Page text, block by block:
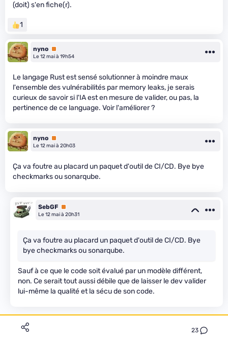
23
(doit) s'en fiche(r).
1
nyno Premium
Le 12 mai à 19h54
Le langage Rust est sensé solutionner à moindre maux
l'ensemble des vulnérabilités par memory leaks, je serais
curieux de savoir si l'IA est en mesure de valider, ou pas, la
pertinence de ce language. Voir l'améliorer ?
nyno Premium
Le 12 mai à 20h03
Ça va foutre au placard un paquet d'outil de CI/CD. Bye bye
checkmarks ou sonarqube.
SebGF Premium
Le 12 mai à 20h31
Ça va foutre au placard un paquet d'outil de CI/CD. Bye
bye checkmarks ou sonarqube.
Sauf à ce que le code soit évalué par un modèle différent,
non. Ce serait tout aussi débile que de laisser le dev valider
lui-même la qualité et la sécu de son code.